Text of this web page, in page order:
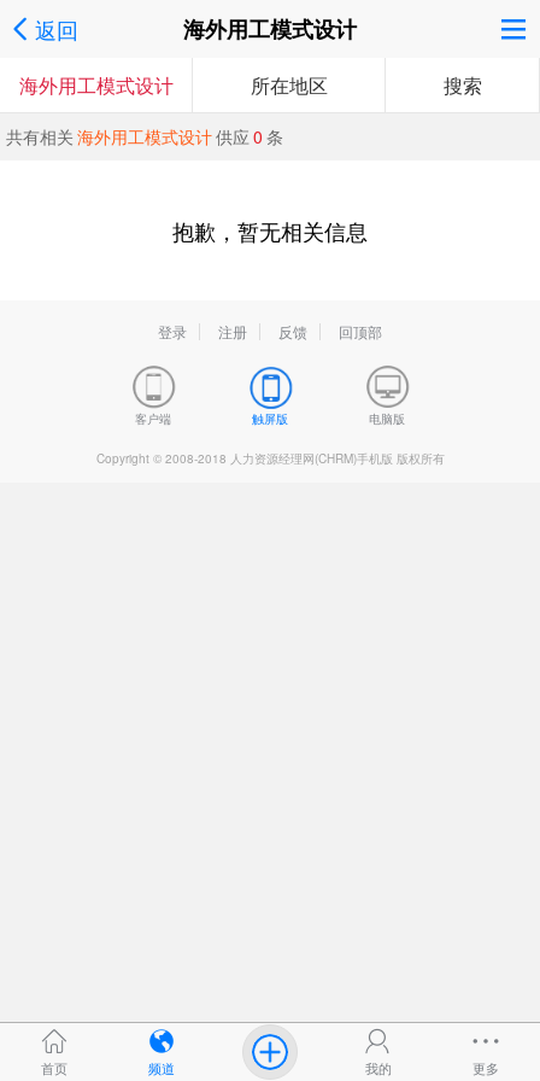
返回 海外用工模式设计
海外用工模式设计 所在地区 搜索
共有相关 海外用工模式设计供应 0 条
抱歉，暂无相关信息
登录 注册 反馈 回顶部
客户端 触屏版 电脑版
Copyright © 2008-2018 人力资源经理网(CHRM)手机版 版权所有
首页 频道 我的 更多